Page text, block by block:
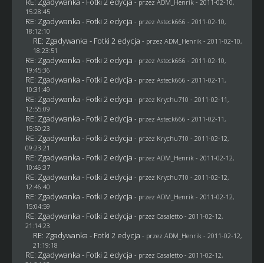
- przez ADM_Henrik - 2011-02-10,
15:28:45
RE: Zgadywanka - Fotki 2 edycja - przez Asteck666 - 2011-02-10,
18:12:10
RE: Zgadywanka - Fotki 2 edycja - przez ADM_Henrik - 2011-02-10,
18:23:51
RE: Zgadywanka - Fotki 2 edycja - przez Asteck666 - 2011-02-10,
19:45:36
RE: Zgadywanka - Fotki 2 edycja - przez Asteck666 - 2011-02-11,
10:31:49
RE: Zgadywanka - Fotki 2 edycja - przez Krychu710 - 2011-02-11,
12:55:09
RE: Zgadywanka - Fotki 2 edycja - przez Asteck666 - 2011-02-11,
15:50:23
RE: Zgadywanka - Fotki 2 edycja - przez Krychu710 - 2011-02-12,
09:23:21
RE: Zgadywanka - Fotki 2 edycja - przez ADM_Henrik - 2011-02-12,
10:46:37
RE: Zgadywanka - Fotki 2 edycja - przez Krychu710 - 2011-02-12,
12:46:40
RE: Zgadywanka - Fotki 2 edycja - przez ADM_Henrik - 2011-02-12,
15:04:59
RE: Zgadywanka - Fotki 2 edycja - przez Casaletto- 2011-02-12,
21:14:23
RE: Zgadywanka - Fotki 2 edycja - przez ADM_Henrik - 2011-02-12,
21:19:18
RE: Zgadywanka - Fotki 2 edycja - przez Casaletto- 2011-02-12,